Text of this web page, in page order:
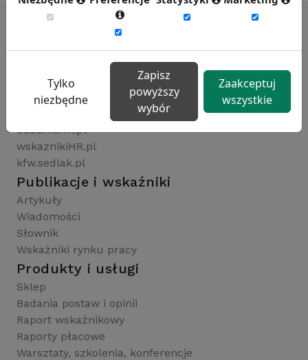
Rynekpracy.pl
sedlak.pl
wynagrodzenia.pl
badaniaHR.pl
wskaznikiHR.pl
kfw.sedlak.pl
Publikacje i wskaźniki
Artykuły
Wiadomości
Słownik
Wskaźniki rynku pracy
Produkty i usługi
Sklep
Badania postaw i opinii
Raport wskaźnikowy
Raporty płacowe
Warsztaty, szkolenia, konferencje
Tylko
niezbędne
Zapisz
powyższy
wybór
Zaakceptuj
wszystkie